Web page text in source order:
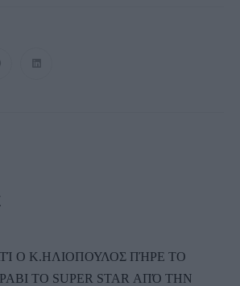
Ο Κ.ΗΛΙΟΠΟΥΛΟΣ ΠΉΡΕ ΤΟ
ΤΟ SUPER STAR ΑΠΌ ΤΗΝ